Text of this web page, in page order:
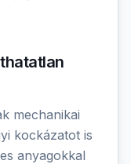
mechanikai
kockázatot is
anyagokkal